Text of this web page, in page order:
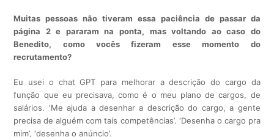
Muitas pessoas não tiveram essa paciência de passar da
página 2 e pararam na ponta, mas voltando ao caso do
Benedito, como vocês fizeram esse momento do
recrutamento?
Eu usei o chat GPT para melhorar a descrição do cargo da
função que eu precisava, como é o meu plano de cargos, de
salários. ‘Me ajuda a desenhar a descrição do cargo, a gente
precisa de alguém com tais competências’. ‘Desenha o cargo pra
mim’, ‘desenha o anúncio’.